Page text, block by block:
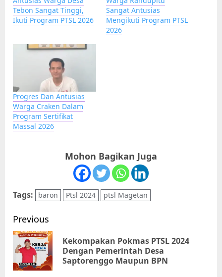
Tebon Sangat Tinggi,
Ikuti Program PTSL 2026
Sangat Antusias
Mengikuti Program PTSL
2026
Progres Dan Antusias
Warga Craken Dalam
Program Sertifikat
Massal 2026
Mohon Bagikan Juga
Tags: baron Ptsl 2024 ptsl Magetan
Post
navigation
Previous
Kekompakan Pokmas PTSL 2024
Dengan Pemerintah Desa
Saptorenggo Maupun BPN